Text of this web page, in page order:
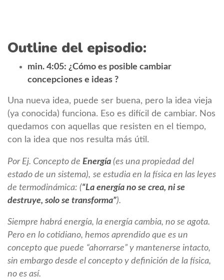
Outline del episodio:
min. 4:05: ¿Cómo es posible cambiar
concepciones e ideas ?
Una nueva idea, puede ser buena, pero la idea vieja
(ya conocida) funciona. Eso es difícil de cambiar. Nos
quedamos con aquellas que resisten en el tiempo,
con la idea que nos resulta más útil.
Por Ej. Concepto de Energía (es una propiedad del
estado de un sistema), se estudia en la física en las leyes
de termodinámica: (“La energía no se crea, ni se
destruye, solo se transforma”).
Siempre habrá energía, la energía cambia, no se agota.
Pero en lo cotidiano, hemos aprendido que es un
concepto que puede “ahorrarse” y mantenerse intacto,
sin embargo desde el concepto y definición de la física,
no es así.